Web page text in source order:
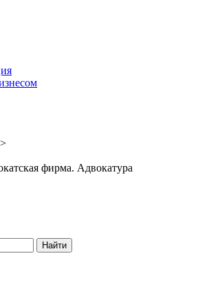
>
фирма. Адвокатура
Найти